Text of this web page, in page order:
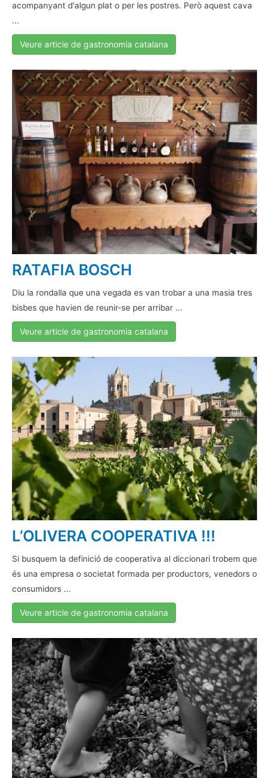
acompanyant d'algun plat o per les postres. Però aquest cava
...
Veure article de gastronomia catalana
RATAFIA BOSCH
Diu la rondalla que una vegada es van trobar a una masia tres
bisbes que havien de reunir-se per arribar ...
Veure article de gastronomia catalana
L’OLIVERA COOPERATIVA !!!
Si busquem la definició de cooperativa al diccionari trobem que
és una empresa o societat formada per productors, venedors o
consumidors ...
Veure article de gastronomia catalana